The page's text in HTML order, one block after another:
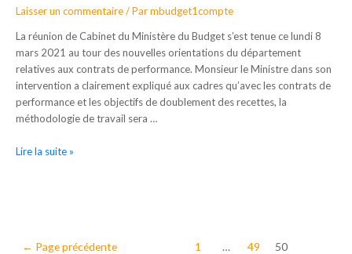
Laisser un commentaire/ Parmbudget1compte
La réunion de Cabinet du Ministère du Budget s’est tenue ce lundi 8
mars 2021 au tour des nouvelles orientations du département
relatives aux contrats de performance. Monsieur le Ministre dans son
intervention a clairement expliqué aux cadres qu’avec les contrats de
performance et les objectifs de doublement des recettes, la
méthodologie de travail sera …
Lire la suite »
← Page précédente 1 … 49 50